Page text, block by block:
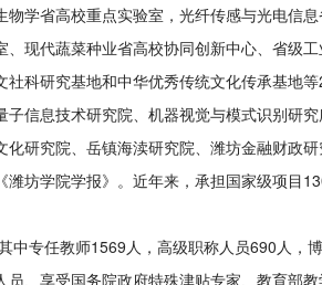
物学省高校重点实验室，光纤传感与光电信
、现代蔬菜种业省高校协同创新中心、省级
社科研究基地和中华优秀传统文化传承基地
信息技术研究院、机器视觉与模式识别研究
化研究院、岳镇海渎研究院、潍坊金融财政
潍坊学院学报》。近年来，承担国家级项目
中专任教师1569人，高级职称人员690人，
员、享受国务院政府特殊津贴专家、教育部